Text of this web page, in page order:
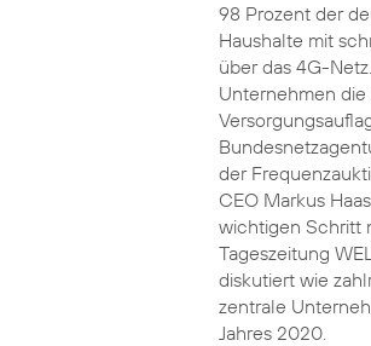
98 Prozent der
Haushalte mit
über das 4G-
Unternehmen
der
CEO Markus
wichtigen Schritt
Tageszeitung
diskutiert wie
zentrale
Jahres 2020.